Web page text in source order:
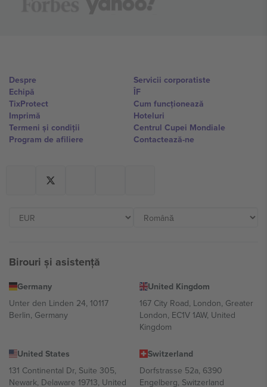
Despre
Echipă
TixProtect
Imprimă
Termeni și condiții
Program de afiliere
Servicii corporatiste
ÎF
Cum funcționează
Hoteluri
Centrul Cupei Mondiale
Contactează-ne
Birouri și asistență
Germany
Unter den Linden 24, 10117
Berlin, Germany
United Kingdom
167 City Road, London, Greater
London, EC1V 1AW, United
Kingdom
United States
131 Continental Dr, Suite 305,
Newark, Delaware 19713, United
Switzerland
Dorfstrasse 52a, 6390
Engelberg, Switzerland